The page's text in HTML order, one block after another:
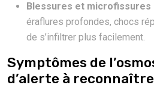
Blessures et microfissures
éraflures profondes, chocs
de s’infiltrer plus facilement.
Symptômes de
d’alerte à